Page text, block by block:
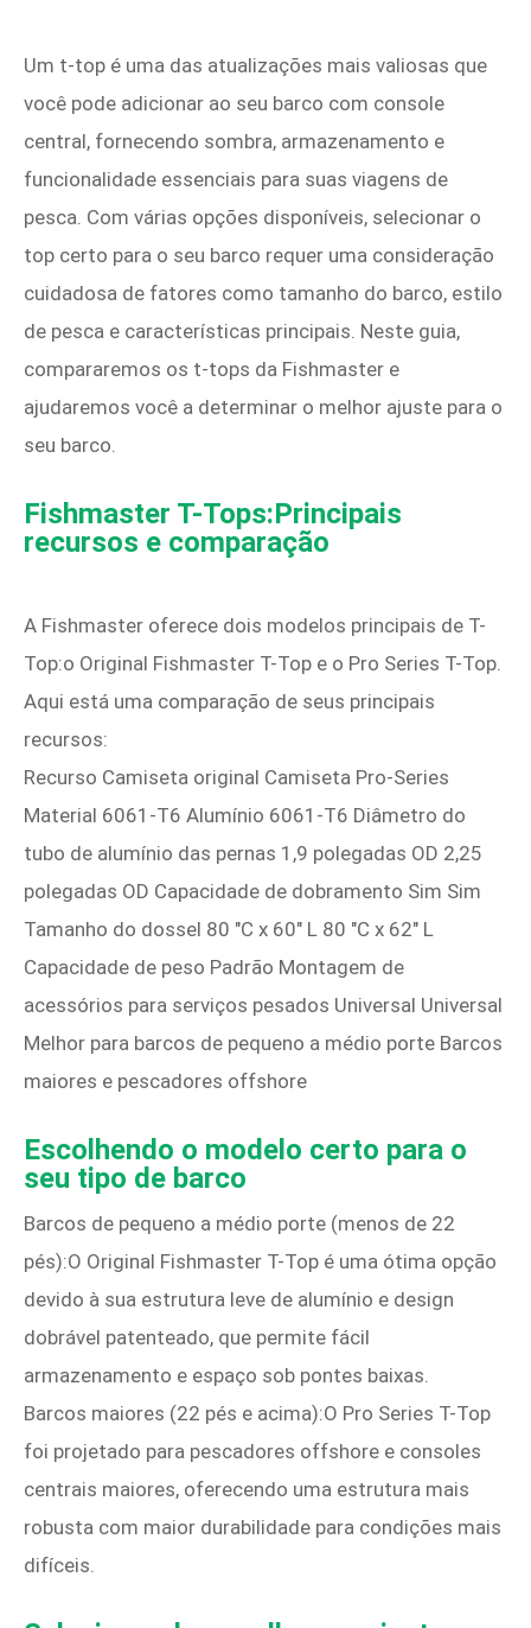
Um t-top é uma das atualizações mais valiosas que
você pode adicionar ao seu barco com console
central, fornecendo sombra, armazenamento e
funcionalidade essenciais para suas viagens de
pesca. Com várias opções disponíveis, selecionar o
top certo para o seu barco requer uma consideração
cuidadosa de fatores como tamanho do barco, estilo
de pesca e características principais. Neste guia,
compararemos os t-tops da Fishmaster e
ajudaremos você a determinar o melhor ajuste para o
seu barco.
Fishmaster T-Tops:Principais
recursos e comparação
A Fishmaster oferece dois modelos principais de T-
Top:o Original Fishmaster T-Top e o Pro Series T-Top.
Aqui está uma comparação de seus principais
recursos:
Recurso Camiseta original Camiseta Pro-Series
Material 6061-T6 Alumínio 6061-T6 Diâmetro do
tubo de alumínio das pernas 1,9 polegadas OD 2,25
polegadas OD Capacidade de dobramento Sim Sim
Tamanho do dossel 80 "C x 60" L 80 "C x 62" L
Capacidade de peso Padrão Montagem de
acessórios para serviços pesados Universal Universal
Melhor para barcos de pequeno a médio porte Barcos
maiores e pescadores offshore
Escolhendo o modelo certo para o
seu tipo de barco
Barcos de pequeno a médio porte (menos de 22
pés):O Original Fishmaster T-Top é uma ótima opção
devido à sua estrutura leve de alumínio e design
dobrável patenteado, que permite fácil
armazenamento e espaço sob pontes baixas.
Barcos maiores (22 pés e acima):O Pro Series T-Top
foi projetado para pescadores offshore e consoles
centrais maiores, oferecendo uma estrutura mais
robusta com maior durabilidade para condições mais
difíceis.